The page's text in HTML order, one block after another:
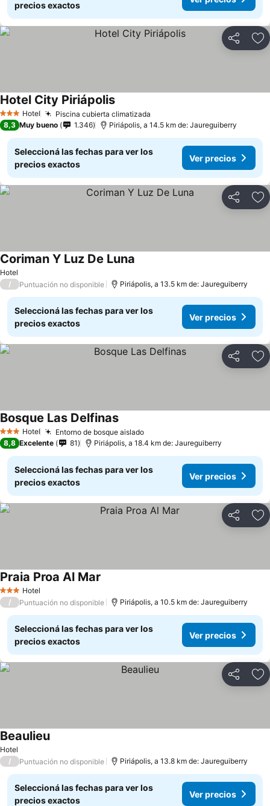
precios exactos
Compartir
3 Estrellas
Hotel Piscina cubierta climatizada
Hotel City Piriápolis
8,3 Muy bueno 1.346 Piriápolis, a 14.5 km de: Jaureguiberry
Seleccioná las fechas para ver los
precios exactos
Ver precios
Compartir
Hotel
Coriman Y Luz De Luna
/ Puntuación no disponible Piriápolis, a 13.5 km de: Jaureguiberry
Seleccioná las fechas para ver los
precios exactos
Ver precios
Compartir
3 Estrellas
Hotel Entorno de bosque aislado
Bosque Las Delfinas
8,8 Excelente 81 Piriápolis, a 18.4 km de: Jaureguiberry
Seleccioná las fechas para ver los
precios exactos
Ver precios
Compartir
3 Estrellas
Hotel
Praia Proa Al Mar
/ Puntuación no disponible Piriápolis, a 10.5 km de: Jaureguiberry
Seleccioná las fechas para ver los
precios exactos
Ver precios
Compartir
Hotel
Beaulieu
/ Puntuación no disponible Piriápolis, a 13.8 km de: Jaureguiberry
Seleccioná las fechas para ver los
precios exactos
Ver precios